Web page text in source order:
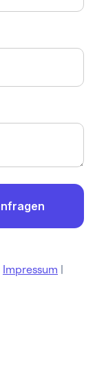
Impressum |